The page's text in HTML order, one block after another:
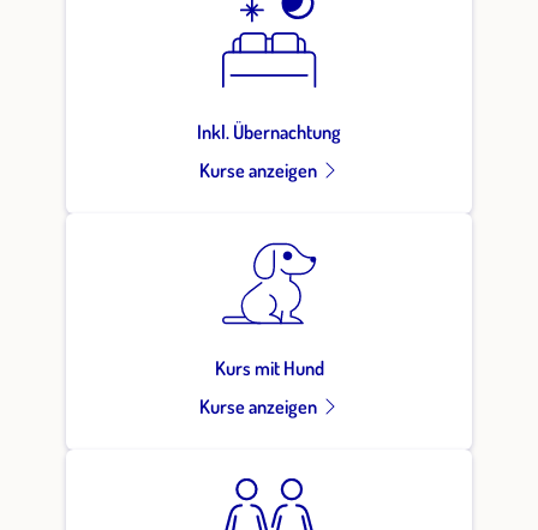
Inkl. Übernachtung
Kurse anzeigen
Kurs mit Hund
Kurse anzeigen